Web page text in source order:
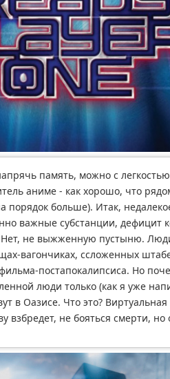
память, можно с
аниме - как хорошо, что
порядок больше). Итак,
важные субстанции, дефицит
Нет, не выжженную пустыню.
вагончиках, ссложенных
постапокалипсиса. Но
люди только (как я уже
в Оазисе. Что это?
взбредет, не бояться смерти, но